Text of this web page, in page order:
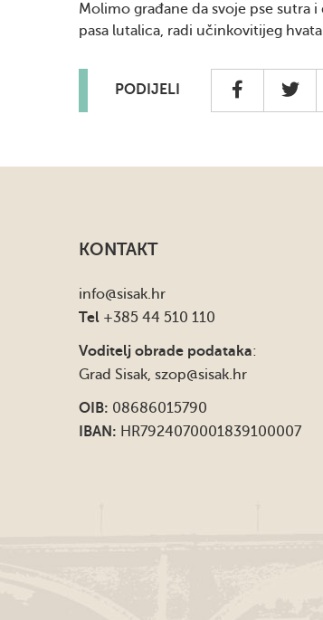
Molimo građane da svoje pse sutra
pasa lutalica, radi učinkovitijeg
PODIJELI
KONTAKT
info@sisak.hr
Tel +385 44 510 110
Voditelj obrade podataka:
Grad Sisak, szop@sisak.hr
OIB: 08686015790
IBAN: HR7924070001839100007